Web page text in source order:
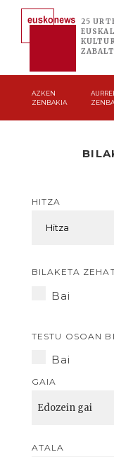
25
EUSKAL
AZKEN
ZENBAKIA
HITZA
BILAKETA
Bai
TESTU OSOAN
Bai
GAIA
ATALA